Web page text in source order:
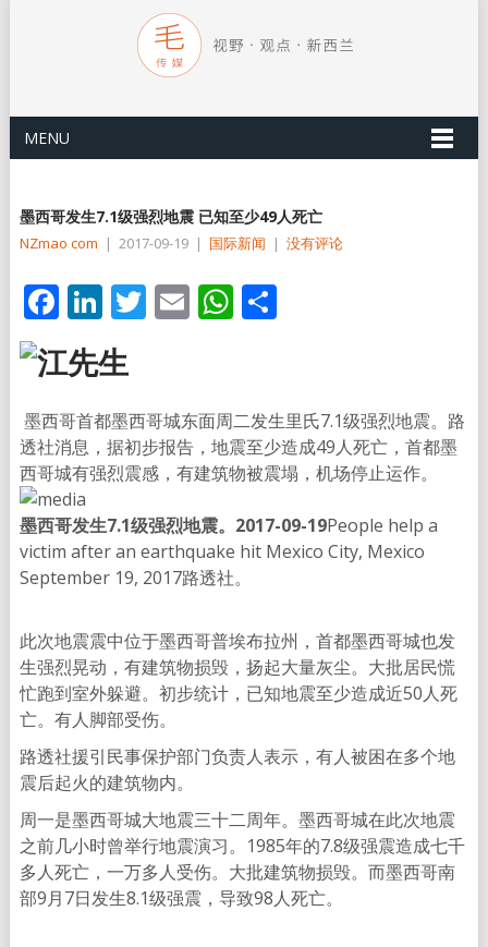
MENU
墨西哥发生7.1级强烈地震 已知至少49人死亡
NZmao com | 2017-09-19 | 国际新闻 | 没有评论
Facebook
LinkedIn
Twitter
EmailWhatsApp
分
墨西哥首都墨西哥城东面周二发生里氏7.1级强烈地震。路
透社消息，据初步报告，地震至少造成49人死亡，首都墨
西哥城有强烈震感，有建筑物被震塌，机场停止运作。
墨西哥发生7.1级强烈地震。2017-09-19People help a
victim after an earthquake hit Mexico City, Mexico
September 19, 2017路透社。
此次地震震中位于墨西哥普埃布拉州，首都墨西哥城也发
生强烈晃动，有建筑物损毁，扬起大量灰尘。大批居民慌
忙跑到室外躲避。初步统计，已知地震至少造成近50人死
亡。有人脚部受伤。
路透社援引民事保护部门负责人表示，有人被困在多个地
震后起火的建筑物内。
周一是墨西哥城大地震三十二周年。墨西哥城在此次地震
之前几小时曾举行地震演习。1985年的7.8级强震造成七千
多人死亡，一万多人受伤。大批建筑物损毁。而墨西哥南
部9月7日发生8.1级强震，导致98人死亡。